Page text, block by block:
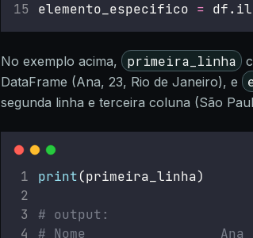
elemento_especifico =
No exemplo acima, primeira_linha
DataFrame (Ana, 23, Rio de Janeiro), e
segunda linha e terceira coluna (São
print(primeira_linha)
# output:
# Nome                 Ana